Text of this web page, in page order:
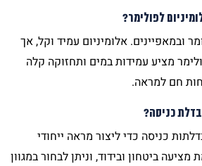
לפולימר?
ובמאפיינים. אלומיניום עמיד וקל, אך
מציע עמידות במים ותחזוקה קלה
חם למראה.
כניסה?
כניסה כדי ליצור מראה ייחודי
מציעה ביטחון ובידוד, וניתן לבחור במגוון